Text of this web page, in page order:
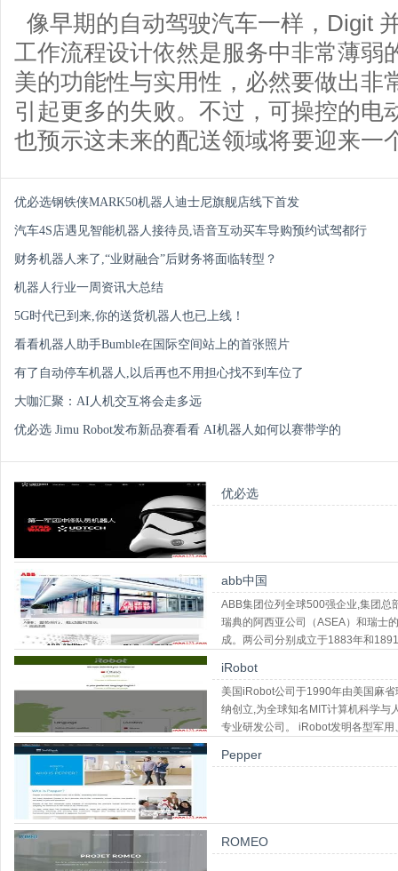
像早期的自动驾驶汽车一样，Digit
工作流程设计依然是服务中非常薄弱
美的功能性与实用性，必然要做出非
引起更多的失败。不过，可操控的电
也预示这未来的配送领域将要迎来一
优必选钢铁侠MARK50机器人迪士尼旗舰店线下首发
汽车4S店遇见智能机器人接待员,语音互动买车导购预约试驾都行
财务机器人来了,“业财融合”后财务将面临转型？
机器人行业一周资讯大总结
5G时代已到来,你的送货机器人也已上线！
看看机器人助手Bumble在国际空间站上的首张照片
有了自动停车机器人,以后再也不用担心找不到车位了
大咖汇聚：AI人机交互将会走多远
优必选 Jimu Robot发布新品赛看看 AI机器人如何以赛带学的
优必选
abb中国
ABB集团位列全球500强企业,集团
瑞典的阿西亚公司（ASEA）和瑞士
成。两公司分别成立于1883年和
iRobot
美国iRobot公司于1990年由美国麻省
纳创立,为全球知名MIT计算机科学与
专业研发公司。 iRobot发明各型军
Pepper
ROMEO